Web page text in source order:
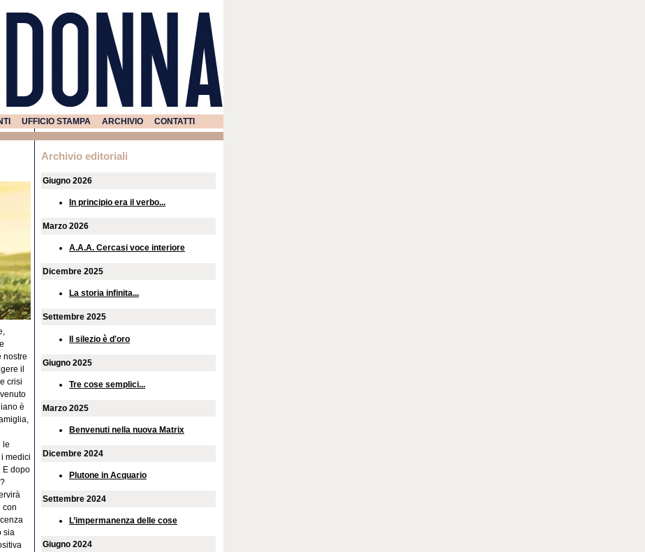
UFFICIO STAMPA ARCHIVIO CONTATTI
nostre
il
crisi
è
le
medici
E dopo
con
sia
Archivio editoriali
Giugno 2026
In principio era il verbo...
Marzo 2026
A.A.A. Cercasi voce interiore
Dicembre 2025
La storia infinita...
Settembre 2025
Il silezio è d'oro
Giugno 2025
Tre cose semplici...
Marzo 2025
Benvenuti nella nuova Matrix
Dicembre 2024
Plutone in Acquario
Settembre 2024
L’impermanenza delle cose
Giugno 2024